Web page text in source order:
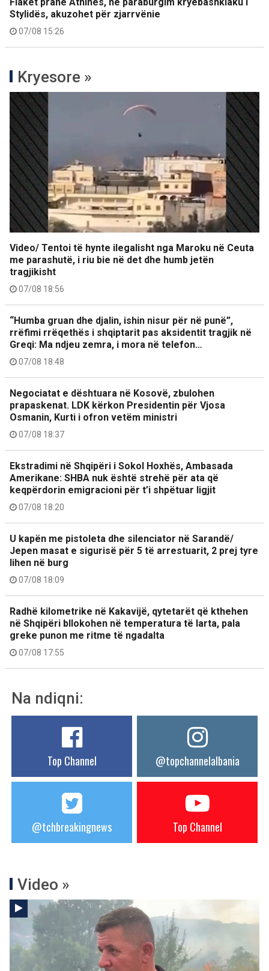
Stylidës, akuzohet për zjarrvënie
07/08 15:26
Kryesore »
Video/ Tentoi të hynte ilegalisht nga Maroku në Ceuta
me parashutë, i riu bie në det dhe humb jetën
tragjikisht
07/08 18:56
“Humba gruan dhe djalin, ishin nisur për në punë”,
rrëfimi rrëqethës i shqiptarit pas aksidentit tragjik në
Greqi: Ma ndjeu zemra, i mora në telefon…
07/08 18:48
Negociatat e dështuara në Kosovë, zbulohen
prapaskenat. LDK kërkon Presidentin për Vjosa
Osmanin, Kurti i ofron vetëm ministri
07/08 18:37
Ekstradimi në Shqipëri i Sokol Hoxhës, Ambasada
Amerikane: SHBA nuk është strehë për ata që
keqpërdorin emigracioni për t’i shpëtuar ligjit
07/08 18:20
U kapën me pistoleta dhe silenciator në Sarandë/
Jepen masat e sigurisë për 5 të arrestuarit, 2 prej tyre
lihen në burg
07/08 18:09
Radhë kilometrike në Kakavijë, qytetarët që kthehen
në Shqipëri bllokohen në temperatura të larta, pala
greke punon me ritme të ngadalta
07/08 17:55
Na ndiqni:
Top Channel @topchannelalbania
@tchbreakingnews Top Channel
Video »